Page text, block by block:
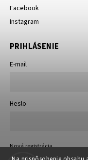
Facebook
Instagram
PRIHLÁSENIE
E-mail
Heslo
Nová registrácia